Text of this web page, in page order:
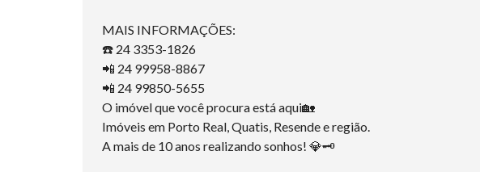
MAIS INFORMAÇÕES:
☎️ 24 3353-1826
📲 24 99958-8867
📲 24 99850-5655
O imóvel que você procura está aqui🏡
Imóveis em Porto Real, Quatis, Resende e região.
A mais de 10 anos realizando sonhos! 💎🗝